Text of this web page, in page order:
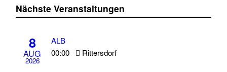
Nächste Veranstaltungen
8
AUG
2026
ALB
00:00
Rittersdorf